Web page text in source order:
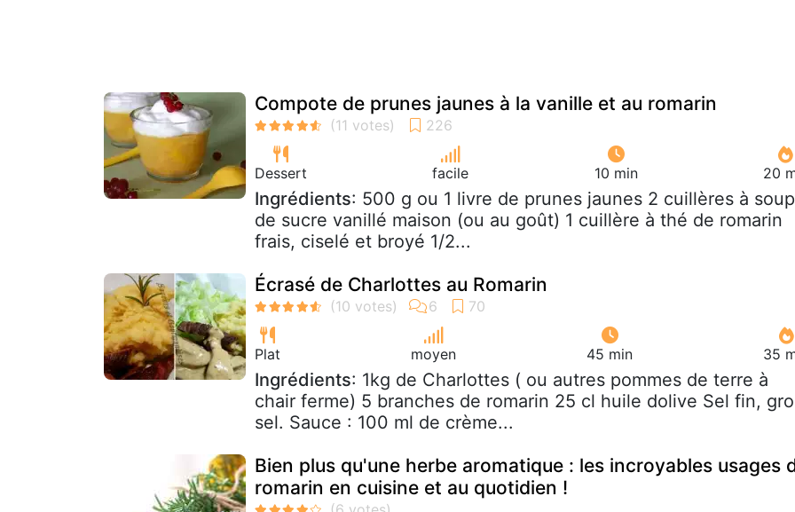
Compote de prunes jaunes à la vanille et au romarin
Dessert facile 10 min 20
Ingrédients: 500 g ou 1 livre de prunes jaunes 2 cuillères à
de sucre vanillé maison (ou au goût) 1 cuillère à thé de romarin
frais, ciselé et broyé 1/2...
Écrasé de Charlottes au Romarin
Plat moyen 45 min 35
Ingrédients: 1kg de Charlottes ( ou autres pommes de terre à
chair ferme) 5 branches de romarin 25 cl huile dolive Sel fin,
sel. Sauce : 100 ml de crème...
Bien plus qu'une herbe aromatique : les incroyables usages
romarin en cuisine et au quotidien !